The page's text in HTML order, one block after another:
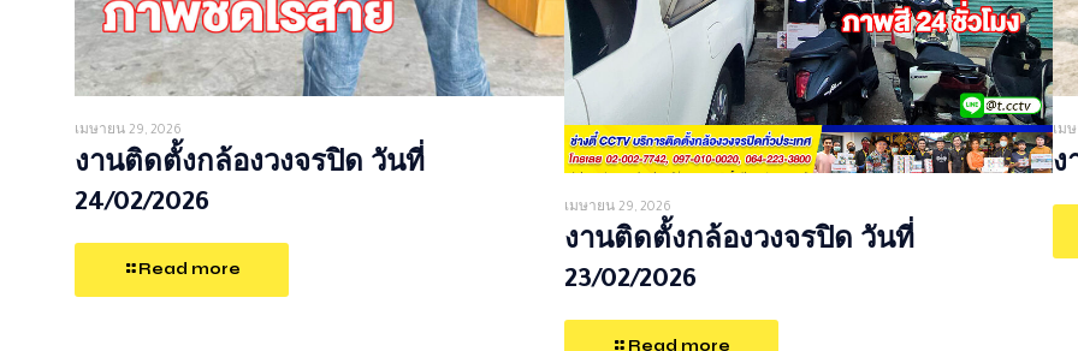
เมษายน 29, 2026
งานติดตั้งกล้องวงจรปิด วันที่
24/02/2026
Read more
เมษายน 29, 2026
งานติดตั้งกล้องวงจรปิด วันที่
23/02/2026
Read more
เม
ง